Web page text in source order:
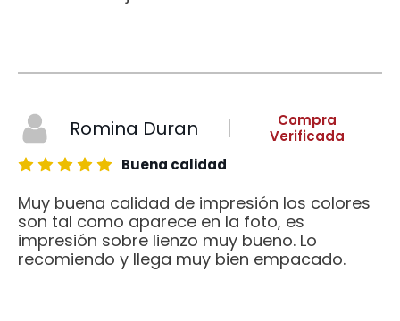
Romina Duran
Compra
Verificada
Buena calidad
Muy buena calidad de impresión los colores
son tal como aparece en la foto, es
impresión sobre lienzo muy bueno. Lo
recomiendo y llega muy bien empacado.